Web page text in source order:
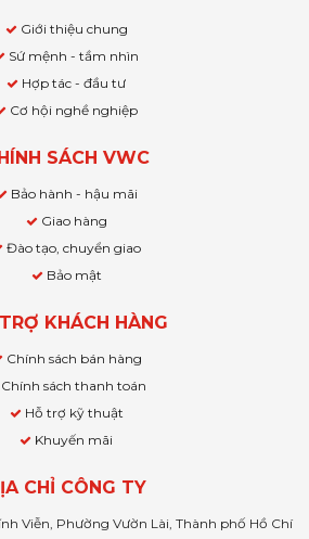
Giới thiệu chung
Sứ mệnh - tầm nhìn
Hợp tác - đầu tư
Cơ hội nghề nghiệp
SÁCH VWC
Bảo hành - hậu mãi
Giao hàng
Đào tạo, chuyển giao
Bảo mật
KHÁCH HÀNG
Chính sách bán hàng
Chính sách thanh toán
Hỗ trợ kỹ thuật
Khuyến mãi
CHỈ CÔNG TY
Viễn, Phường Vườn Lài, Thành phố Hồ Chí